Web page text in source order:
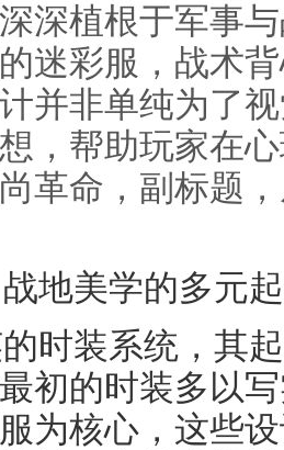
深植根于军事
迷彩服，战术
并非单纯为了
，帮助玩家在
革命，副标题
地美学的多元
时装系统，其
初的时装多以
为核心，这些